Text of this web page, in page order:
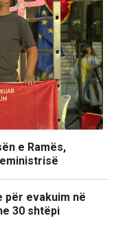
e Ramës,
për evakuim në
30 shtëpi